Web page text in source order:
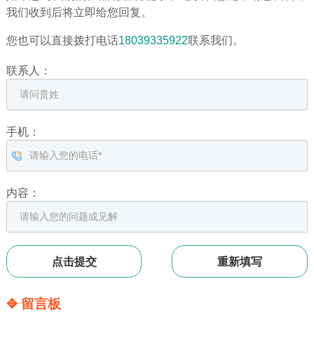
我们收到后将立即给您回复。
您也可以直接拨打电话18039335922联系我们。
联系人：
手机：
内容：
✥ 留言板